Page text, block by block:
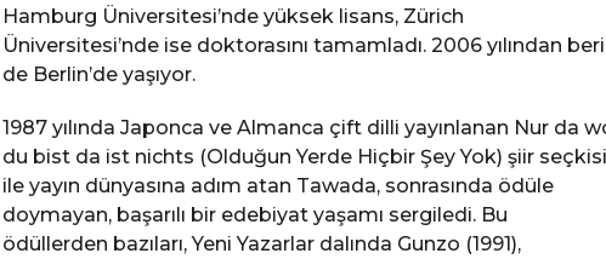
Hamburg Üniversitesi’nde yüksek lisans, Zürich
Üniversitesi’nde ise doktorasını tamamladı. 2006 yılından beri
de Berlin’de yaşıyor.
1987 yılında Japonca ve Almanca çift dilli yayınlanan Nur da
du bist da ist nichts (Olduğun Yerde Hiçbir Şey Yok) şiir seçkisi
ile yayın dünyasına adım atan Tawada, sonrasında ödüle
doymayan, başarılı bir edebiyat yaşamı sergiledi. Bu
ödüllerden bazıları, Yeni Yazarlar dalında Gunzo (1991),